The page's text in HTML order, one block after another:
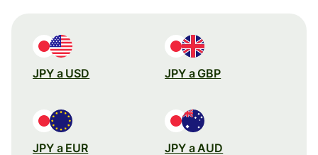
JPY a USD JPY a GBP
JPY a EUR JPY a AUD